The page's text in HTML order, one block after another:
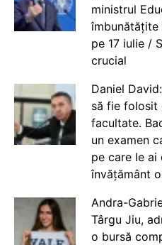
ministrul
îmbunătățite
pe 17 iulie /
crucial
Daniel
să fie folosit
facultate.
un examen
pe care le ai
învățământ
Andra-
Târgu Jiu,
o bursă